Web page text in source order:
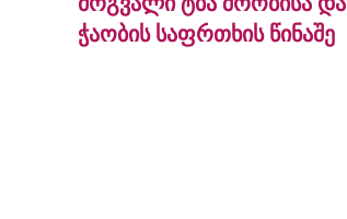
ჭაობის საფრთხის წინაშე